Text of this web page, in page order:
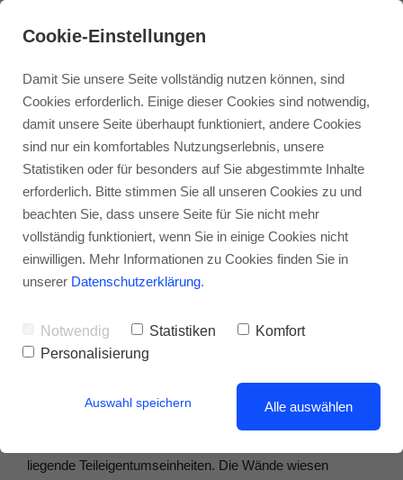
Feuchte Wände sind sanierungspflichtig
VERSICHERUNG & RECHT
Wohnungseigentümer dazu verpflichtet beschädigtes
Gemeinschaftseigentum zu sanieren, damit alle Mitglieder
Sondereigentum nutzen können.
liegende Teileigentumseinheiten. Die Wände wiesen
Cookie-Einstellungen
Damit Sie unsere Seite vollständig nutzen können, sind
Cookies erforderlich. Einige dieser Cookies sind notwendig,
damit unsere Seite überhaupt funktioniert, andere Cookies
sind nur ein komfortables Nutzungserlebnis, unsere
Statistiken oder für besonders auf Sie abgestimmte Inhalte
erforderlich. Bitte stimmen Sie all unseren Cookies zu und
beachten Sie, dass unsere Seite für Sie nicht mehr
vollständig funktioniert, wenn Sie in einige Cookies nicht
einwilligen. Mehr Informationen zu Cookies finden Sie in
unserer Datenschutzerklärung.
Notwendig Statistiken
Komfort
Personalisierung
Auswahl speichern Alle auswählen